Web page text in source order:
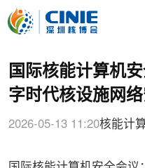
国际核能计算机
字时代核设施网
2026-05-13 11:20核能计